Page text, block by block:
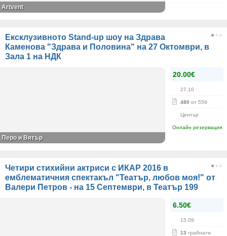
Artvent
Ексклузивното Stand-up шоу на Здрава
Каменова "Здрава и Половина" на 27 Октомври, в
Зала 1 на НДК
20.00€
27.10
480 от 559
Център
Онлайн резервация
Перо и Вятър
Четири стихийни актриси с ИКАР 2016 в
емблематичния спектакъл "Театър, любов моя!" от
Валери Петров - на 15 Септември, в Театър 199
6.50€
15.09
13 грабнати